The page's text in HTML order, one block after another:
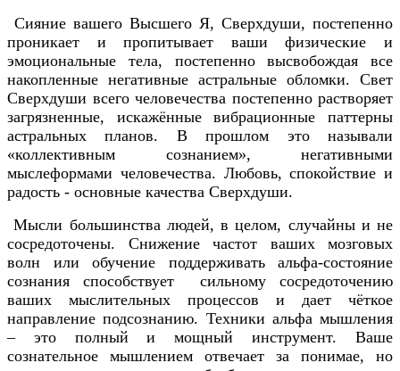
Сияние вашего Высшего Я, Сверхдуши, постепенно
проникает и пропитывает ваши физические и
эмоциональные тела, постепенно высвобождая все
накопленные негативные астральные обломки. Свет
Сверхдуши всего человечества постепенно растворяет
загрязненные, искажённые вибрационные паттерны
астральных планов. В прошлом это называли
«коллективным сознанием», негативными
мыслеформами человечества. Любовь, спокойствие и
радость - основные качества Сверхдуши.
Мысли большинства людей, в целом, случайны и не
сосредоточены. Снижение частот ваших мозговых
волн или обучение поддерживать альфа-состояние
сознания способствует сильному сосредоточению
ваших мыслительных процессов и дает чёткое
направление подсознанию. Техники альфа мышления
– это полный и мощный инструмент. Ваше
сознательное мышлением отвечает за понимае, но